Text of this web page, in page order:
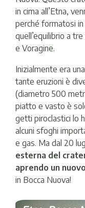
in cima all’Etna,
perché formatosi
quell’equilibrio a
e Voragine.
Inizialmente era
tante eruzioni è
(diametro 500
piatto e vasto è
getti piroclastici lo
alcuni sfoghi
e gas. Ma dal 20
esterna del
aprendo un
in Bocca Nuova!